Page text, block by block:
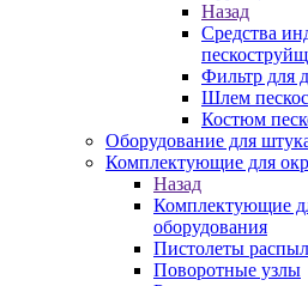
Назад
Средства
Фильтр для
Шлем
Костюм
Оборудование для
Комплектующие для
Назад
Комплектующие
оборудования
Пистолеты
Поворотные узлы